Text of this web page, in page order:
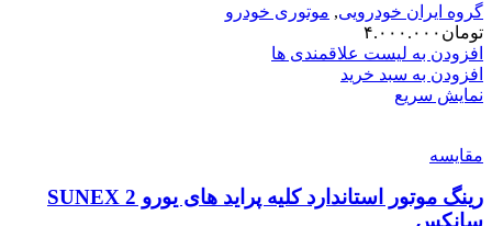
گروه ایران خودرویی, موتوری خودرو
تومان ۴.۰۰۰.۰۰۰
افزودن به لیست علاقمندی ها
افزودن به سبد خرید
نمایش سریع
مقایسه
رینگ موتور استاندارد کلیه پراید های یورو 2 SUNEX